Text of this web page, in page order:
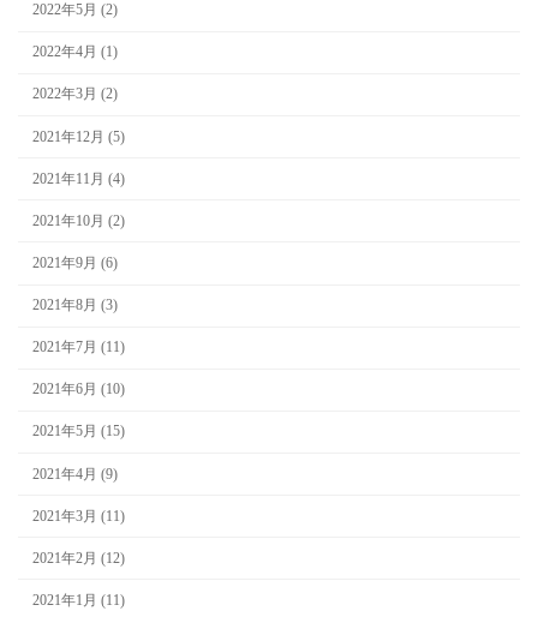
2022年5月 (2)
2022年4月 (1)
2022年3月 (2)
2021年12月 (5)
2021年11月 (4)
2021年10月 (2)
2021年9月 (6)
2021年8月 (3)
2021年7月 (11)
2021年6月 (10)
2021年5月 (15)
2021年4月 (9)
2021年3月 (11)
2021年2月 (12)
2021年1月 (11)